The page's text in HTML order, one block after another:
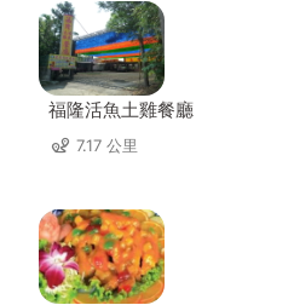
福隆活魚土雞餐廳
7.17 公里